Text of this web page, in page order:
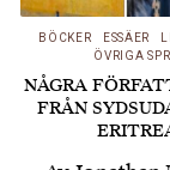
BÖCKER ESSÄER
ÖVRIGA
NÅGRA
FRÅN